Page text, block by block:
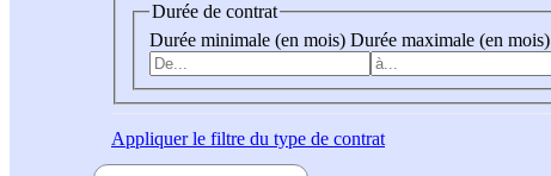
Durée de contrat
Durée minimale (en mois) Durée maximale (en mois)
Appliquerle filtre du type de contrat